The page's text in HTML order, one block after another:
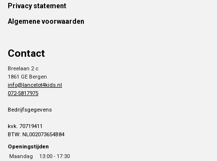
Footer
Privacy statement
Algemene voorwaarden
Contact
Breelaan 2 c
1861 GE Bergen
info@lancelot4kids.nl
072-5817975
Bedrijfsgegevens
kvk. 70719411
BTW: NL002073654B84
Openingstijden
Maandag
13:00 - 17:30